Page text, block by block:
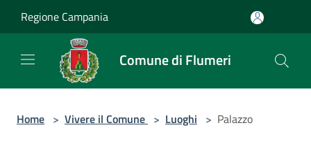
Regione Campania
Comune di Flumeri
Home > Vivere il Comune > Luoghi > Palazzo